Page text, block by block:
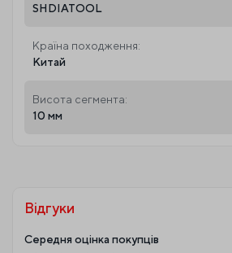
SHDIATOOL
Країна походження:
Китай
Висота сегмента:
10 мм
Відгуки
Середня оцінка покупців